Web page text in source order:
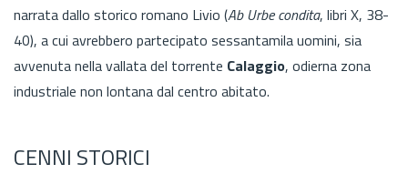
narrata dallo storico romano Livio (Ab Urbe condita, libri X, 38-
40), a cui avrebbero partecipato sessantamila uomini, sia
avvenuta nella vallata del torrente Calaggio, odierna zona
industriale non lontana dal centro abitato.
CENNI STORICI